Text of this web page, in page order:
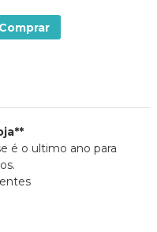
Comprar
é o ultimo ano para